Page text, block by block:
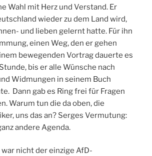
Wahl mit Herz und Verstand. Er
wieder zu dem Land wird,
und lieben gelernt hatte. Für ihn
einen Weg, den er gehen
bewegenden Vortrag dauerte es
bis er alle Wünsche nach
Widmungen in seinem Buch
Dann gab es Ring frei für Fragen
Warum tun die da oben, die
uns das an? Serges Vermutung:
andere Agenda.
nicht der einzige AfD-